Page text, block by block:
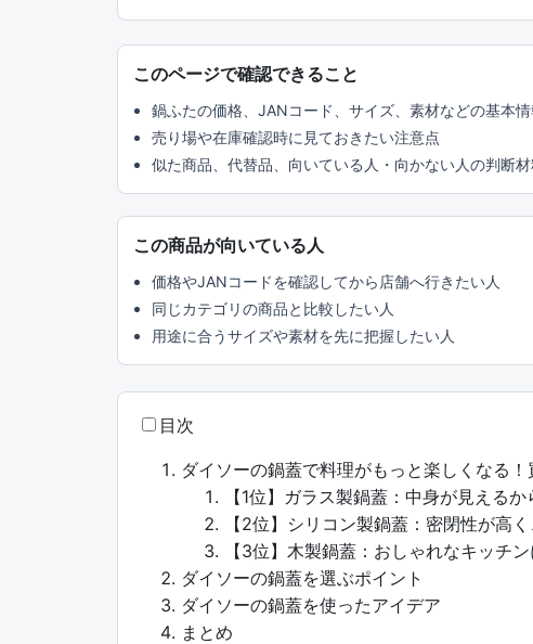
このページで確認できること
鍋ふたの価格、JANコード、サイズ、素材などの基本情
売り場や在庫確認時に見ておきたい注意点
似た商品、代替品、向いている人・向かない人の判断
この商品が向いている人
価格やJANコードを確認してから店舗へ行きたい人
同じカテゴリの商品と比較したい人
用途に合うサイズや素材を先に把握したい人
目次
ダイソーの鍋蓋で料理がもっと楽しくなる
【1位】ガラス製鍋蓋：中身が見えるか
【2位】シリコン製鍋蓋：密閉性が高
【3位】木製鍋蓋：おしゃれなキッチン
ダイソーの鍋蓋を選ぶポイント
ダイソーの鍋蓋を使ったアイデア
まとめ